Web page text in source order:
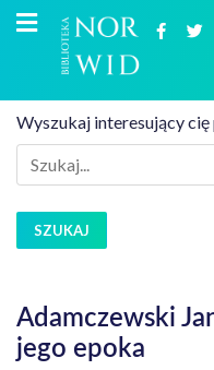
Wyszukaj interesujący
SZUKAJ
Adamczewski
jego epoka